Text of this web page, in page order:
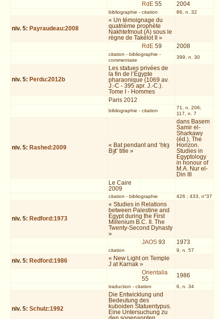
RdE 55 2004
bibliographie - citation 86, n. 32
niv. 5: Payraudeau:2008
« Un témoignage du
quatrième prophète
Nakhtefmout (A) sous le
règne de Takélot II »
RdE 59 2008
citation - bibliographie -
commentaire
399, n. 30
niv. 5: Perdu:2012b
Les statues privées de
la fin de l’Égypte
pharaonique (1069 av.
J.-C - 395 apr. J.-C.).
Tome I - Hommes
Paris 2012
bibliographie - citation
71, n. 206;
117, n. 7
niv. 5: Rashed:2009
« Bat pendant and ‘ḥḳȝ
Bȝt’ title »
dans Basem
Samir el-
Sharkawy
(éd.), The
Horizon.
Studies in
Egyptology
in honour of
M.A. Nur el-
Din III
Le Caire
2009
citation - bibliographie 426 ; 433, n°37
niv. 5: Redford:1973
« Studies in Relations
between Palestine and
Egypt during the First
Millenium B.C. II. The
Twenty-Second Dynasty
»
JAOS 93 1973
citation 9, n. 57
niv. 5: Redford:1986
« New Light on Temple
J at Karnak »
Orientalia
55
1986
traduction - citation 6, n. 34
niv. 5:Schulz:1992
Die Entwicklung und
Bedeutung des
kuboiden Statuentypus.
Eine Untersuchung zu